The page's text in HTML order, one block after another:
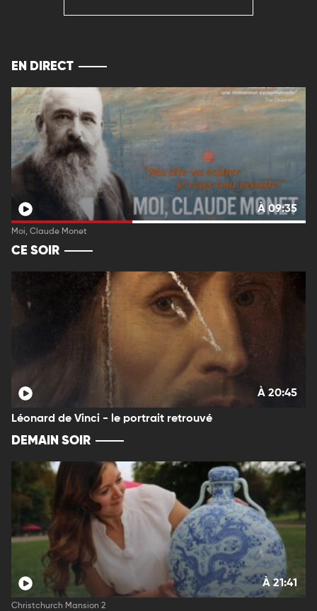
EN DIRECT
À 09:35
Moi, Claude Monet
CE SOIR
À 20:45
Léonard de Vinci - le portrait retrouvé
DEMAIN SOIR
À 21:41
Christchurch Mansion 2